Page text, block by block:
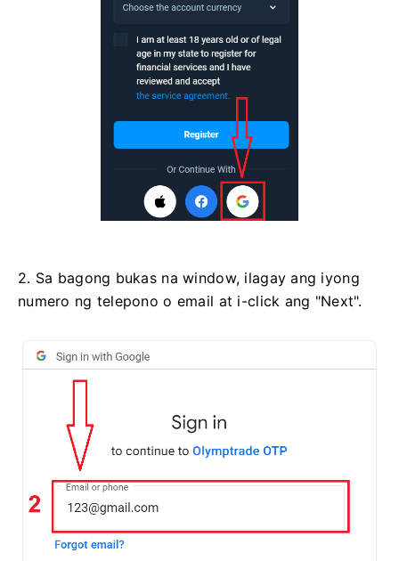
2. Sa bagong bukas na window, ilagay ang iyong
numero ng telepono o email at i-click ang "Next".